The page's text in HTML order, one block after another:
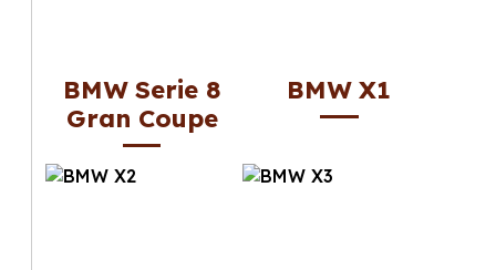
BMW Serie 8
Gran Coupe
BMW X1